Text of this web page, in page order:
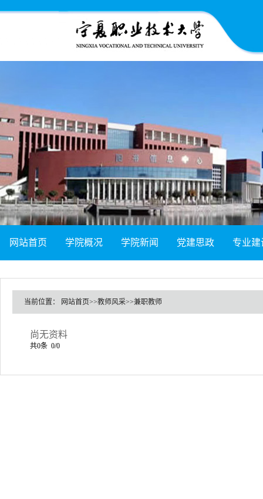
网站首页 学院概况 学院新闻 党建思政 专业建
当前位置： 网站首页>>教师风采>>兼职教师
尚无资料
共0条 0/0